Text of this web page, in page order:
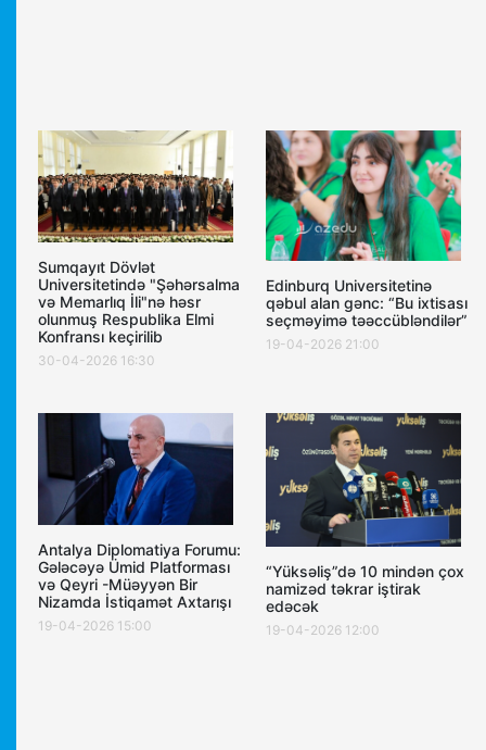
Sumqayıt Dövlət
Universitetində "Şəhərsalma
və Memarlıq İli"nə həsr
olunmuş Respublika Elmi
Konfransı keçirilib
30-04-2026 16:30
Edinburq Universitetinə
qəbul alan gənc: “Bu ixtisası
seçməyimə təəccübləndilər”
19-04-2026 21:00
Antalya Diplomatiya Forumu:
Gələcəyə Ümid Platforması
və Qeyri -Müəyyən Bir
Nizamda İstiqamət Axtarışı
19-04-2026 15:00
“Yüksəliş”də 10 mindən çox
namizəd təkrar iştirak
edəcək
19-04-2026 12:00